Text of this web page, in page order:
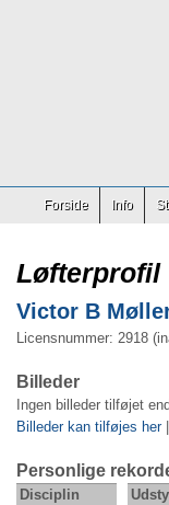
Forside Info
Løfterprofil
Victor B
Licensnummer: 2918
Billeder
Ingen billeder tilføjet
Billeder kan tilføjes her|
Personlige
Disciplin